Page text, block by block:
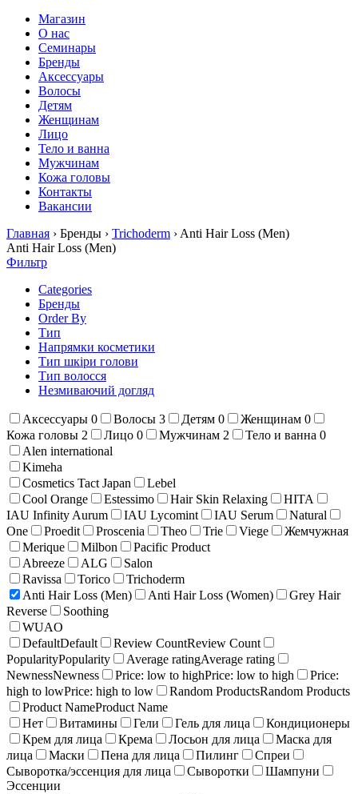
Магазин
О нас
Семинары
Бренды
Аксессуары
Волосы
Детям
Женщинам
Лицо
Тело и ванна
Мужчинам
Кожа головы
Контакты
Вакансии
Главная › Бренды › Trichoderm › Anti Hair Loss (Men)
Anti Hair Loss (Men)
Фильтр
Categories
Бренды
Order By
Тип
Напрямки косметики
Тип шкіри голови
Тип волосся
Незмиваючий догляд
Аксессуары 0 Волосы 3 Детям 0 Женщинам 0
Кожа головы 2 Лицо 0 Мужчинам 2 Тело и ванна 0
Alen international
Kimeha
Cosmetics Tact Japan
Lebel
Cool Orange
Estessimo Hair Skin Relaxing
HITA
IAU Infinity Aurum
IAU Lycomint IAU Serum
Natural
One
Proedit Proscenia Theo Trie Viege
Жемчужная
Merique
Milbon
Pacific Product
Abreeze
ALG
Salon
Ravissa
Torico
Trichoderm
Anti Hair Loss (Men)
Anti Hair Loss (Women)
Grey Hair
Reverse
Soothing
WUAO
DefaultDefault Review CountReview Count
PopularityPopularity Average ratingAverage rating
NewnessNewness Price: low to highPrice: low to high
Price:
high to lowPrice: high to low Random ProductsRandom Products
Product NameProduct Name
Нет
Витамины Гели Гель для лица
Кондиционеры
Крем для лица
Крема Лосьон для лица
Маска для
лица
Маски Пена для лица Пилинг
Спреи
Сыворотка/эссенция для лица
Сыворотки
Шампуни
Эссенции